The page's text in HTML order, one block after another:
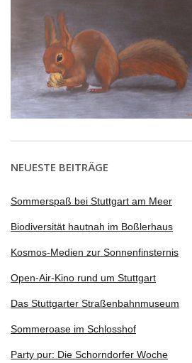
NEUESTE BEITRÄGE
Sommerspaß bei Stuttgart am Meer
Biodiversität hautnah im Boßlerhaus
Kosmos-Medien zur Sonnenfinsternis
Open-Air-Kino rund um Stuttgart
Das Stuttgarter Straßenbahnmuseum
Sommeroase im Schlosshof
Party pur: Die Schorndorfer Woche